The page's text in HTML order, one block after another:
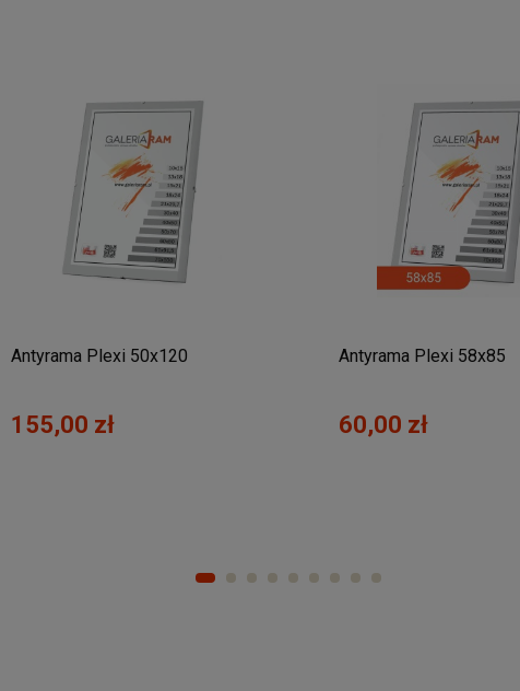
Antyrama Plexi 50x120
155,00 zł
Antyrama Plexi 58x85
60,00 zł